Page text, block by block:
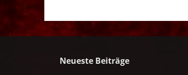
Neueste Beiträge